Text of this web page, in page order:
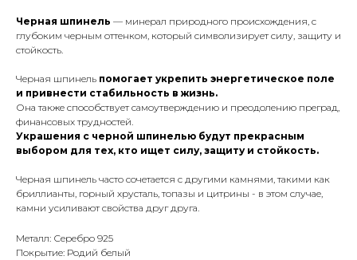
Черная шпинель — минерал природного происхождения, с
глубоким черным оттенком, который символизирует силу, защиту и
стойкость.
Черная шпинель помогает укрепить энергетическое поле
и привнести стабильность в жизнь.
Она также способствует самоутверждению и преодолению преград,
финансовых трудностей.
Украшения с черной шпинелью будут прекрасным
выбором для тех, кто ищет силу, защиту и стойкость.
Черная шпинель часто сочетается с другими камнями, такими как
бриллианты, горный хрусталь, топазы и цитрины - в этом случае,
камни усиливают свойства друг друга.
Металл: Серебро 925
Покрытие: Родий белый